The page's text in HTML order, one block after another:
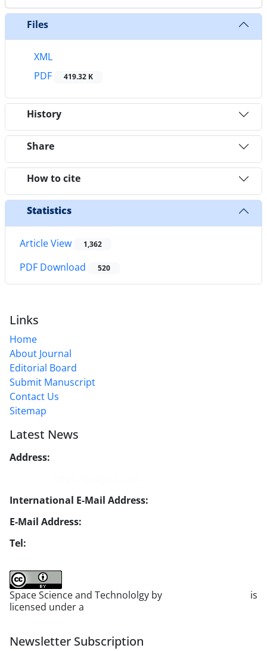
Files
XML
PDF
419.32 K
History
Share
How to cite
Statistics
Article View 1,362
PDF Download 520
Links
Home
About Journal
Editorial Board
Submit Manuscript
Contact Us
Sitemap
Latest News
Address:
International E-Mail Address:
E-Mail Address:
Tel:
Space Science and Technololgy by
is
licensed under a
Newsletter Subscription